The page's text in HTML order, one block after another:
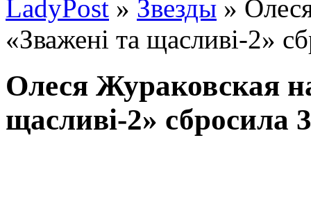
LadyPost » Звезды »
«Зважені та щасливі-2»
Олеся Жураковская
щасливі-2» сбросила